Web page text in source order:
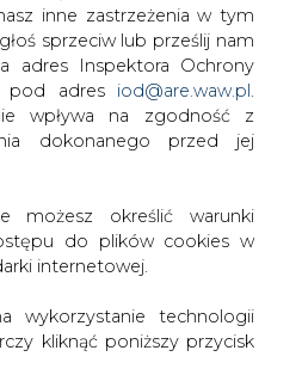
inne zastrzeżenia w tym
sprzeciw lub prześlij nam
adres Inspektora Ochrony
pod adres iod@are.waw.pl
wpływa na zgodność z
dokonanego przed jej
możesz określić warunki
do plików cookies w
internetowej.
wykorzystanie technologii
kliknąć poniższy przycisk
narzędzi sztucznej inteligencji.
się na włączenie publikacji do